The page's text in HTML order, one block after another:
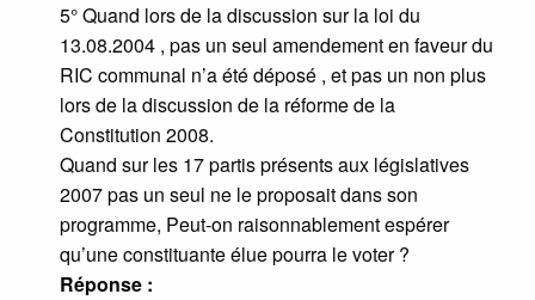
5° Quand lors de la discussion sur la loi du
13.08.2004 , pas un seul amendement en faveur du
RIC communal n’a été déposé , et pas un non plus
lors de la discussion de la réforme de la
Constitution 2008.
Quand sur les 17 partis présents aux législatives
2007 pas un seul ne le proposait dans son
programme, Peut-on raisonnablement espérer
qu’une constituante élue pourra le voter ?
Réponse :